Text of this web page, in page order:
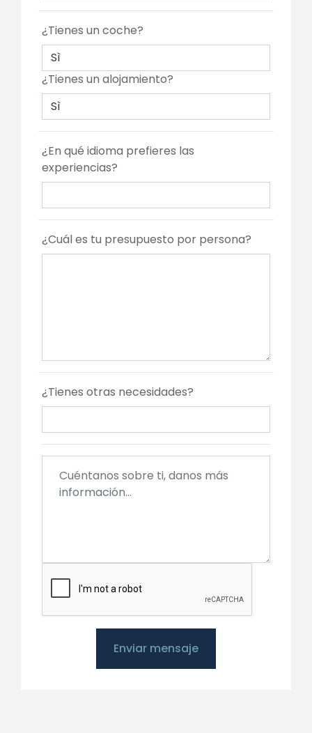
¿Tienes un coche?
Sì
¿Tienes un alojamiento?
Sì
¿En qué idioma prefieres las
experiencias?
¿Cuál es tu presupuesto por persona?
¿Tienes otras necesidades?
Enviar mensaje